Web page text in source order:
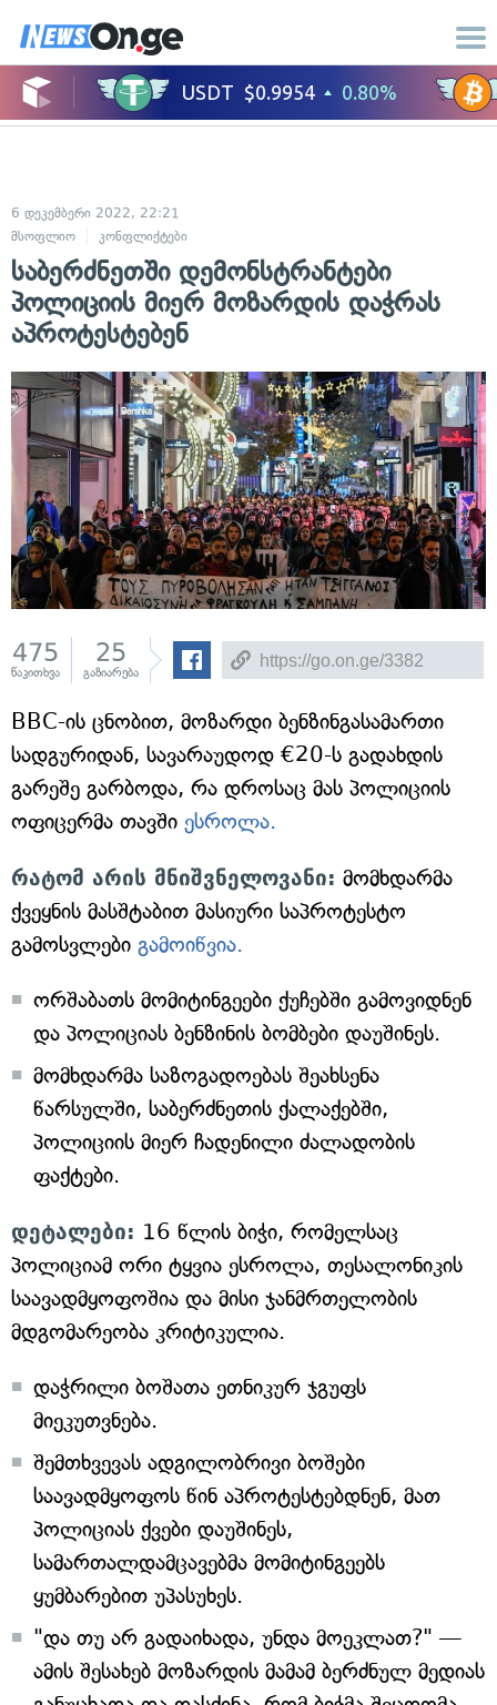
6 დეკემბერი 2022, 22:21
მსოფლიო
კონფლიქტები
საბერძნეთში დემონსტრანტები
პოლიციის მიერ მოზარდის დაჭრას
აპროტესტებენ
475
წაკითხვა
25
გაზიარება
BBC-ის ცნობით, მოზარდი ბენზინგასამართი
სადგურიდან, სავარაუდოდ €20-ს გადახდის
გარეშე გარბოდა, რა დროსაც მას პოლიციის
ოფიცერმა თავში ესროლა.
რატომ არის მნიშვნელოვანი: მომხდარმა
ქვეყნის მასშტაბით მასიური საპროტესტო
გამოსვლები გამოიწვია.
ორშაბათს მომიტინგეები ქუჩებში გამოვიდნენ
და პოლიციას ბენზინის ბომბები დაუშინეს.
მომხდარმა საზოგადოებას შეახსენა
წარსულში, საბერძნეთის ქალაქებში,
პოლიციის მიერ ჩადენილი ძალადობის
ფაქტები.
დეტალები: 16 წლის ბიჭი, რომელსაც
პოლიციამ ორი ტყვია ესროლა, თესალონიკის
საავადმყოფოშია და მისი ჯანმრთელობის
მდგომარეობა კრიტიკულია.
დაჭრილი ბოშათა ეთნიკურ ჯგუფს
მიეკუთვნება.
შემთხვევას ადგილობრივი ბოშები
საავადმყოფოს წინ აპროტესტებდნენ, მათ
პოლიციას ქვები დაუშინეს,
სამართალდამცავებმა მომიტინგეებს
ყუმბარებით უპასუხეს.
"და თუ არ გადაიხადა, უნდა მოეკლათ?" —
ამის შესახებ მოზარდის მამამ ბერძნულ მედიას